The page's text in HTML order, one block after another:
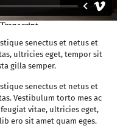
senectus et netus et
ultricies eget, tempor sit
gilla semper.
senectus et netus et
Vestibulum torto mes ac
vitae, ultricies eget,
ero sit amet quam eges.